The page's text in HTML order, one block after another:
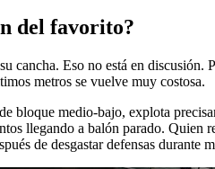
del favorito?
cancha. Eso no está en
metros se vuelve muy costosa.
bloque medio-bajo, explota
llegando a balón parado. Quien
de desgastar defensas durante